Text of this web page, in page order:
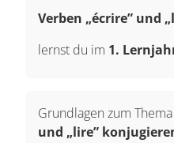
Verben „écrire” und
lernst du im 1.
Grundlagen zum Thema
und „lire”